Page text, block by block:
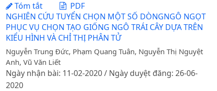
Tóm tắt
PDF
NGHIÊN CỨU TUYỂN CHỌN MỘT SỐ DÒNGNGÔ NGỌT
PHỤC VỤ CHỌN TẠO GIỐNG NGÔ TRÁI CÂY DỰA TRÊN
KIỂU HÌNH VÀ CHỈ THỊ PHÂN TỬ
Nguyễn Trung Đức, Phạm Quang Tuân, Nguyễn Thị Nguyệt
Anh, Vũ Văn Liết
Ngày nhận bài: 11-02-2020 / Ngày duyệt đăng: 26-06-
2020